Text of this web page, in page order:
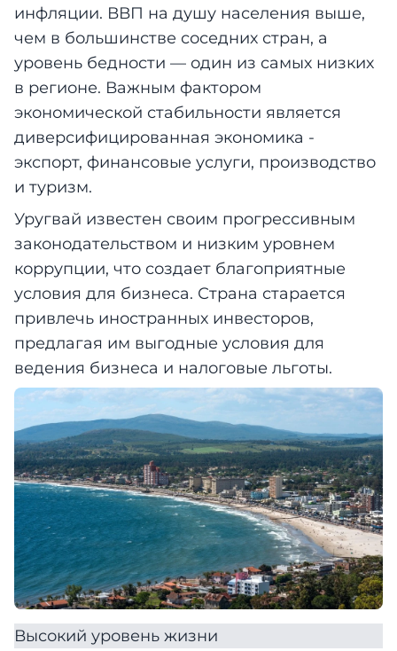
инфляции. ВВП на душу населения выше,
чем в большинстве соседних стран, а
уровень бедности — один из самых низких
в регионе. Важным фактором
экономической стабильности является
диверсифицированная экономика -
экспорт, финансовые услуги, производство
и туризм.
Уругвай известен своим прогрессивным
законодательством и низким уровнем
коррупции, что создает благоприятные
условия для бизнеса. Страна старается
привлечь иностранных инвесторов,
предлагая им выгодные условия для
ведения бизнеса и налоговые льготы.
Высокий уровень жизни